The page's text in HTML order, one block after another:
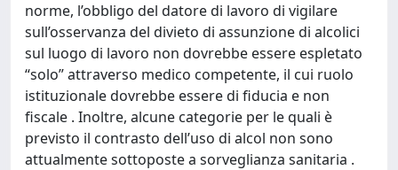
norme, l’obbligo del datore di lavoro di vigilare
sull’osservanza del divieto di assunzione di alcolici
sul luogo di lavoro non dovrebbe essere espletato
“solo” attraverso medico competente, il cui ruolo
istituzionale dovrebbe essere di fiducia e non
fiscale . Inoltre, alcune categorie per le quali è
previsto il contrasto dell’uso di alcol non sono
attualmente sottoposte a sorveglianza sanitaria .